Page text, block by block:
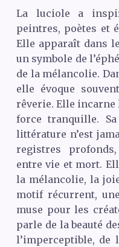
La luciole a
peintres, poètes et
Elle apparaît dans
un symbole de
de la mélancolie.
elle évoque
rêverie. Elle
force tranquille.
littérature n’est
registres
entre vie et mort.
la mélancolie, la
motif récurrent,
muse pour les
parle de la beauté
l’imperceptible, de